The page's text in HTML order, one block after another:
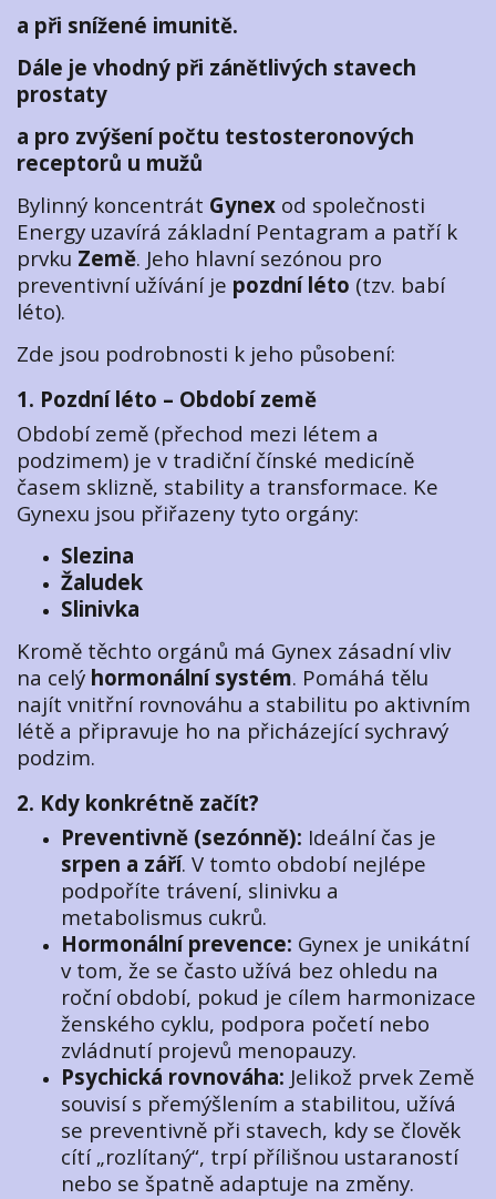
a při snížené imunitě.
Dále je vhodný při zánětlivých stavech
prostaty
a pro zvýšení počtu testosteronových
receptorů u mužů
Bylinný koncentrát Gynex od společnosti
Energy uzavírá základní Pentagram a patří k
prvku Země. Jeho hlavní sezónou pro
preventivní užívání je pozdní léto (tzv. babí
léto).
Zde jsou podrobnosti k jeho působení:
1. Pozdní léto – Období země
Období země (přechod mezi létem a
podzimem) je v tradiční čínské medicíně
časem sklizně, stability a transformace. Ke
Gynexu jsou přiřazeny tyto orgány:
Slezina
Žaludek
Slinivka
Kromě těchto orgánů má Gynex zásadní vliv
na celý hormonální systém. Pomáhá tělu
najít vnitřní rovnováhu a stabilitu po aktivním
létě a připravuje ho na přicházející sychravý
podzim.
2. Kdy konkrétně začít?
Preventivně (sezónně): Ideální čas je
srpen a září. V tomto období nejlépe
podpoříte trávení, slinivku a
metabolismus cukrů.
Hormonální prevence: Gynex je unikátní
v tom, že se často užívá bez ohledu na
roční období, pokud je cílem harmonizace
ženského cyklu, podpora početí nebo
zvládnutí projevů menopauzy.
Psychická rovnováha: Jelikož prvek Země
souvisí s přemýšlením a stabilitou, užívá
se preventivně při stavech, kdy se člověk
cítí „rozlítaný“, trpí přílišnou ustaraností
nebo se špatně adaptuje na změny.